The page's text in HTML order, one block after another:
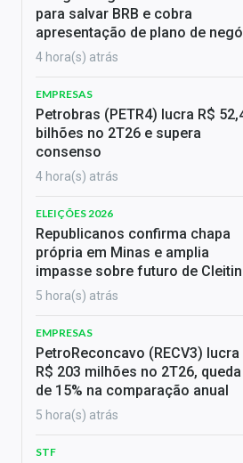
para salvar BRB e cobra
apresentação de plano de
4 hora(s) atrás
EMPRESAS
Petrobras (PETR4) lucra R$
bilhões no 2T26 e supera
consenso
4 hora(s) atrás
ELEIÇÕES 2026
Republicanos confirma chapa
própria em Minas e amplia
impasse sobre futuro de
5 hora(s) atrás
EMPRESAS
PetroReconcavo (RECV3) lucra
R$ 203 milhões no 2T26, queda
de 15% na comparação anual
5 hora(s) atrás
STF